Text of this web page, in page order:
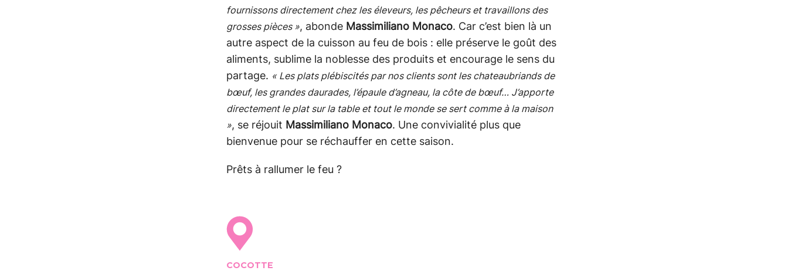
fournissons directement chez les éleveurs, les pêcheurs et travaillons des
grosses pièces », abonde Massimiliano Monaco. Car c’est bien là un
autre aspect de la cuisson au feu de bois : elle préserve le goût des
aliments, sublime la noblesse des produits et encourage le sens du
partage. « Les plats plébiscités par nos clients sont les chateaubriands de
bœuf, les grandes daurades, l’épaule d’agneau, la côte de bœuf… J’apporte
directement le plat sur la table et tout le monde se sert comme à la maison
», se réjouit Massimiliano Monaco. Une convivialité plus que
bienvenue pour se réchauffer en cette saison.
Prêts à rallumer le feu ?
COCOTTE